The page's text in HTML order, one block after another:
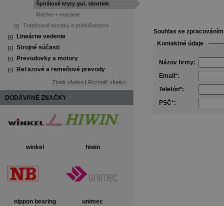
Špirálové kryty gul. skrutiek
Mazivo + mazanie
Trapézové skrutky a príslušenstvo
Lineárne vedenie
Strojné súčasti
Prevodovky a motory
Reťazové a remeňové prevody
Zbaliť všetko | Rozbaliť všetko
DODÁVANÉ ZNAČKY
winkel hiwin
nippon bearing unimec
Souhlas se
Kontaktné údaje
Názov firmy:
Email*:
Telefón*:
PSČ*: